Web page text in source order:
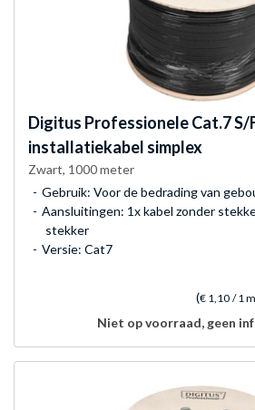
Digitus Professionele Cat.7 S/
installatiekabel simplex
Zwart, 1000 meter
Gebruik: Voor de bedrading van
Aansluitingen: 1x kabel zonder
stekker
Versie: Cat7
(€ 1,10 / 1 m
Niet op voorraad, geen